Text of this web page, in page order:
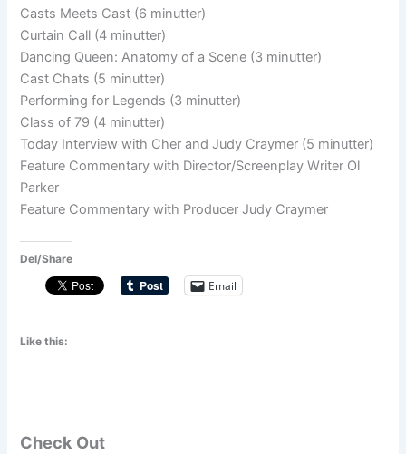
Casts Meets Cast (6 minutter)
Curtain Call (4 minutter)
Dancing Queen: Anatomy of a Scene (3 minutter)
Cast Chats (5 minutter)
Performing for Legends (3 minutter)
Class of 79 (4 minutter)
Today Interview with Cher and Judy Craymer (5 minutter)
Feature Commentary with Director/Screenplay Writer Ol
Parker
Feature Commentary with Producer Judy Craymer
Del/Share
Email
Like this:
Check Out